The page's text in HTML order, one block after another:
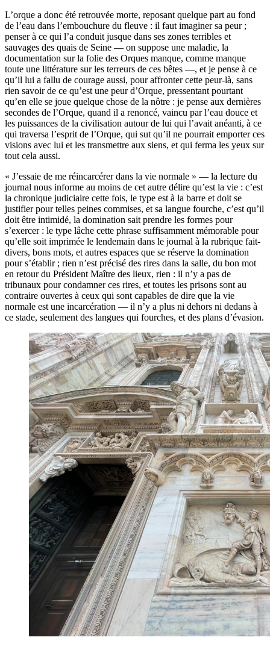
L’orque a donc été retrouvée morte, reposant quelque part au fond
de l’eau dans l’embouchure du fleuve : il faut imaginer sa peur ;
penser à ce qui l’a conduit jusque dans ses zones terribles et
sauvages des quais de Seine — on suppose une maladie, la
documentation sur la folie des Orques manque, comme manque
toute une littérature sur les terreurs de ces bêtes —, et je pense à ce
qu’il lui a fallu de courage aussi, pour affronter cette peur-là, sans
rien savoir de ce qu’est une peur d’Orque, pressentant pourtant
qu’en elle se joue quelque chose de la nôtre : je pense aux dernières
secondes de l’Orque, quand il a renoncé, vaincu par l’eau douce et
les puissances de la civilisation autour de lui qui l’avait anéanti, à ce
qui traversa l’esprit de l’Orque, qui sut qu’il ne pourrait emporter ces
visions avec lui et les transmettre aux siens, et qui ferma les yeux sur
tout cela aussi.
« J’essaie de me réincarcérer dans la vie normale » — la lecture du
journal nous informe au moins de cet autre délire qu’est la vie : c’est
la chronique judiciaire cette fois, le type est à la barre et doit se
justifier pour telles peines commises, et sa langue fourche, c’est qu’il
doit être intimidé, la domination sait prendre les formes pour
s’exercer : le type lâche cette phrase suffisamment mémorable pour
qu’elle soit imprimée le lendemain dans le journal à la rubrique fait-
divers, bons mots, et autres espaces que se réserve la domination
pour s’établir ; rien n’est précisé des rires dans la salle, du bon mot
en retour du Président Maître des lieux, rien : il n’y a pas de
tribunaux pour condamner ces rires, et toutes les prisons sont au
contraire ouvertes à ceux qui sont capables de dire que la vie
normale est une incarcération — il n’y a plus ni dehors ni dedans à
ce stade, seulement des langues qui fourches, et des plans d’évasion.